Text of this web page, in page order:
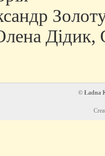
Дідик,
© Ładna